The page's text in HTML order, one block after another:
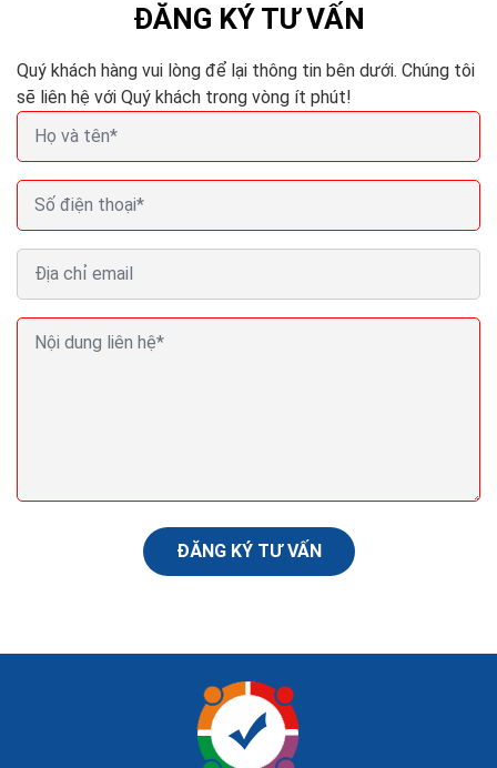
ĐĂNG KÝ TƯ VẤN
Quý khách hàng vui lòng để lại thông tin bên dưới. Chúng tôi
sẽ liên hệ với Quý khách trong vòng ít phút!
ĐĂNG KÝ TƯ VẤN